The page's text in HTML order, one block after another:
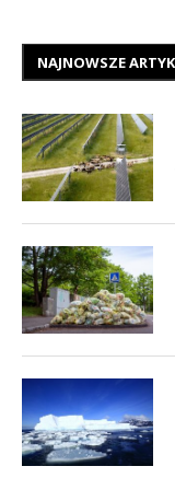
NAJNOWSZE